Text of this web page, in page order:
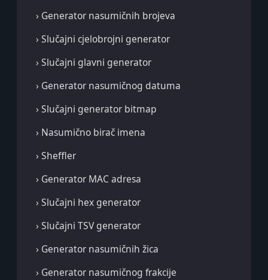
› Generator nasumičnih brojeva
› Slučajni cjelobrojni generator
› Slučajni glavni generator
› Generator nasumičnog datuma
› Slučajni generator bitmap
› Nasumično birač imena
› Sheffler
› Generator MAC adresa
› Slučajni hex generator
› Slučajni TSV generator
› Generator nasumičnih žica
› Generator nasumičnog frakcije